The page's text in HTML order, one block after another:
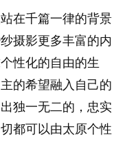
在千篇一律的背景
摄影更多丰富的内
性化的自由的生
的希望融入自己的
独一无二的，忠实
都可以由太原个性